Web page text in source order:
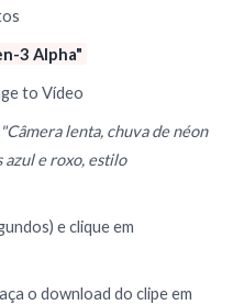
3 Alpha"
to Vídeo
"Câmera lenta, chuva de néon
azul e roxo, estilo
e clique em
o download do clipe em